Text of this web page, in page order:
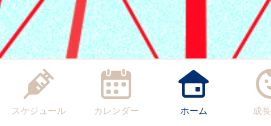
スケジュール カレンダー ホーム 成